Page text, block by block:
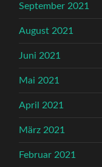
September 2021
August 2021
Juni 2021
Mai 2021
April 2021
März 2021
Februar 2021